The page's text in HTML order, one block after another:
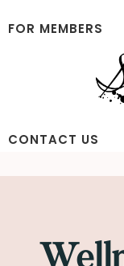
to
to
FOR MEMBERS
Scribbling
Women
CONTACT US